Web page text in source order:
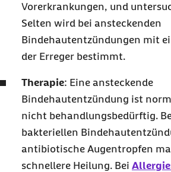
Vorerkrankungen, und
Selten wird bei ansteckenden
Bindehautentzündungen mit
der Erreger bestimmt.
Therapie: Eine ansteckende
Bindehautentzündung ist
nicht behandlungsbedürftig.
bakteriellen
antibiotische Augentropfen
schnellere Heilung. Bei